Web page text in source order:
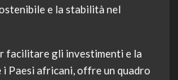
e la stabilità nel
facilitare gli investimenti e la
Paesi africani, offre un quadro